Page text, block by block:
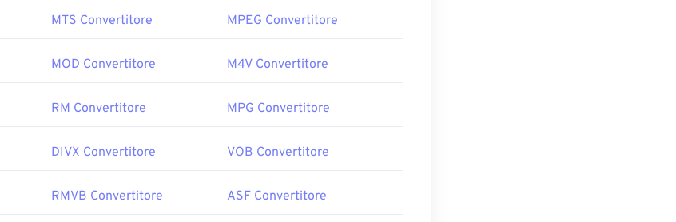
MTS Convertitore MPEG Convertitore
MOD Convertitore M4V Convertitore
RM Convertitore MPG Convertitore
DIVX Convertitore VOB Convertitore
RMVB Convertitore ASF Convertitore